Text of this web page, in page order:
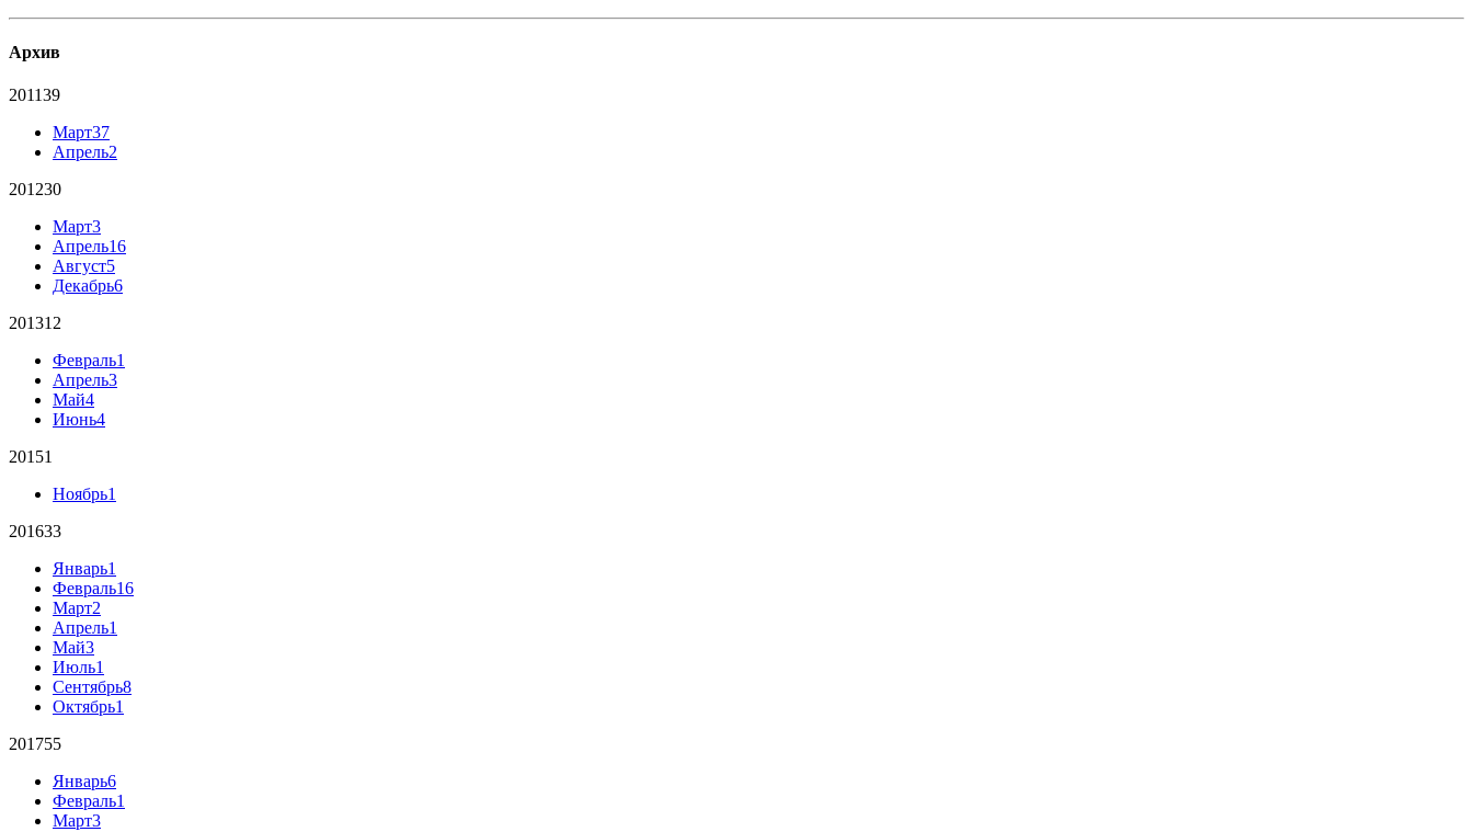
Архив
201139
Март37
Апрель2
201230
Март3
Апрель16
Август5
Декабрь6
201312
Февраль1
Апрель3
Май4
Июнь4
20151
Ноябрь1
201633
Январь1
Февраль16
Март2
Апрель1
Май3
Июль1
Сентябрь8
Октябрь1
201755
Январь6
Февраль1
Март3